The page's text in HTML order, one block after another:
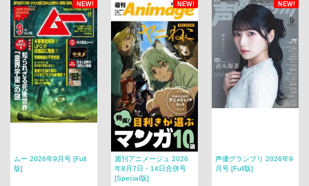
NEW! NEW! NEW!
ムー 2026年9月号 [Full
版]
週刊アニメージュ 2026
年8月7日・14日合併号
[Special版]
声優グランプリ 2026年9
月号 [Full版]